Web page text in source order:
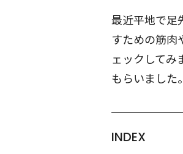
最近平地で足
すための筋肉
ェックしてみ
もらいました。
INDEX